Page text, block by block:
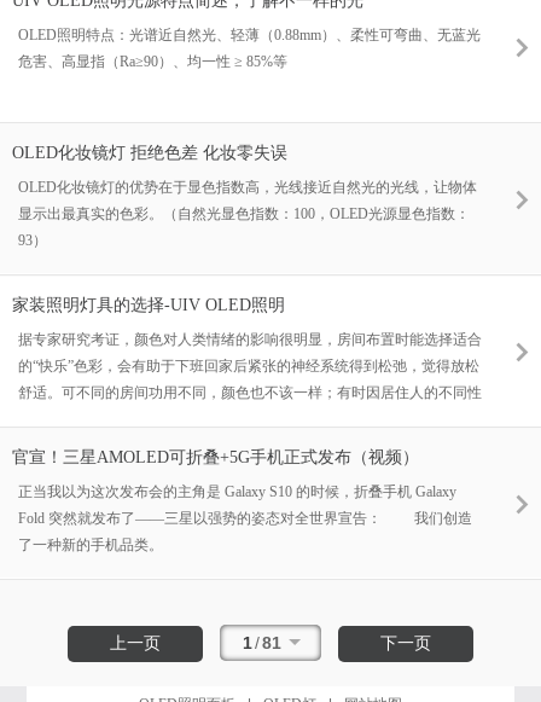
OLED照明特点：光谱近自然光、轻薄（0.88mm）、柔性可弯曲、无蓝光
危害、高显指（Ra≥90）、均一性 ≥ 85%等
OLED化妆镜灯 拒绝色差 化妆零失误
OLED化妆镜灯的优势在于显色指数高，光线接近自然光的光线，让物体
显示出最真实的色彩。（自然光显色指数：100，OLED光源显色指数：
93）
家装照明灯具的选择-UIV OLED照明
据专家研究考证，颜色对人类情绪的影响很明显，房间布置时能选择适合
的“快乐”色彩，会有助于下班回家后紧张的神经系统得到松弛，觉得放松
舒适。可不同的房间功用不同，颜色也不该一样；有时因居住人的不同性
官宣！三星AMOLED可折叠+5G手机正式发布（视频）
正当我以为这次发布会的主角是 Galaxy S10 的时候，折叠手机 Galaxy
Fold 突然就发布了——三星以强势的姿态对全世界宣告： 我们创造
了一种新的手机品类。
上一页 1/81 下一页